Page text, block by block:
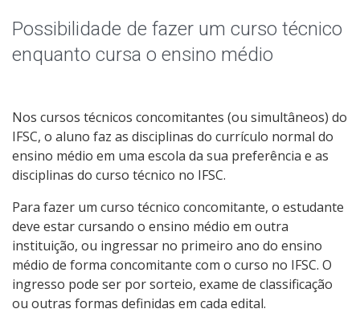
Educação a Distância
Todos os cursos
Processo de Inscrição
Resultados
Possibilidade de fazer um curso técnico
enquanto cursa o ensino médio
Nos cursos técnicos concomitantes (ou simultâneos) do
IFSC, o aluno faz as disciplinas do currículo normal do
ensino médio em uma escola da sua preferência e as
disciplinas do curso técnico no IFSC.
Para fazer um curso técnico concomitante, o estudante
deve estar cursando o ensino médio em outra
instituição, ou ingressar no primeiro ano do ensino
médio de forma concomitante com o curso no IFSC. O
ingresso pode ser por sorteio, exame de classificação
ou outras formas definidas em cada edital.